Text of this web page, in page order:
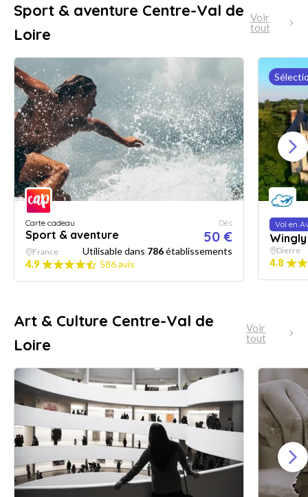
Sport & aventure Centre-Val de
Loire
Voir
tout
Carte cadeau
Sport & aventure
Dès
50 €
France Utilisable dans 786établissements
4.9
586 avis
Vol en
Wingly
Dierre
4.8
Art & Culture Centre-Val de
Loire
Voir
tout